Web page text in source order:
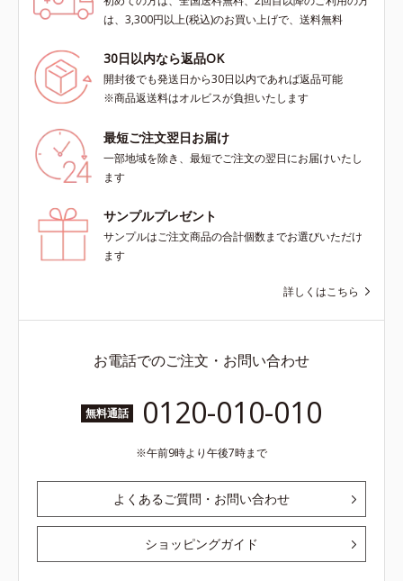
は、3,300円以上(税込)のお買い上げで、送料無料
30日以内なら返品OK
開封後でも発送日から30日以内であれば返品可能
※商品返送料はオルビスが負担いたします
最短ご注文翌日お届け
一部地域を除き、最短でご注文の翌日にお届けいたし
ます
サンプルプレゼント
サンプルはご注文商品の合計個数までお選びいただけ
ます
詳しくはこちら
お電話でのご注文・お問い合わせ
無料通話 0120-010-010
午前9時より午後7時まで
よくあるご質問・お問い合わせ
ショッピングガイド